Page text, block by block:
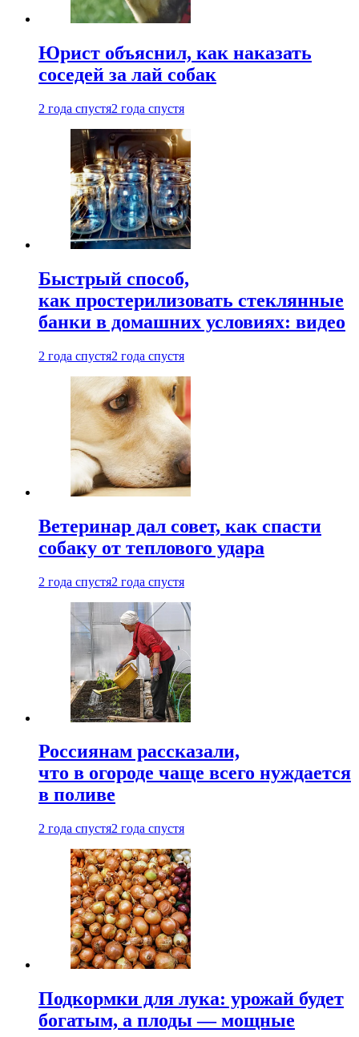
Юрист объяснил, как наказать
соседей за лай собак
2 года спустя2 года спустя
Быстрый способ,
как простерилизовать стеклянные
банки в домашних условиях: видео
2 года спустя2 года спустя
Ветеринар дал совет, как спасти
собаку от теплового удара
2 года спустя2 года спустя
Россиянам рассказали,
что в огороде чаще всего нуждается
в поливе
2 года спустя2 года спустя
Подкормки для лука: урожай будет
богатым, а плоды — мощные